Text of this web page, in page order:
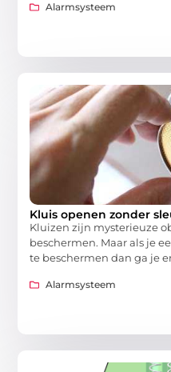
Alarmsysteem
Kluis openen zonder
Kluizen zijn mysterieuze
beschermen. Maar als je
te beschermen dan ga je
Alarmsysteem